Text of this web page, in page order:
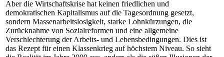
Aber die Wirtschaftskrise hat keinen friedlichen und
demokratischen Kapitalismus auf die Tagesordnung gesetzt,
sondern Massenarbeitslosigkeit, starke Lohnkürzungen, die
Zurücknahme von Sozialreformen und eine allgemeine
Verschlechterung der Arbeits- und Lebensbedingungen. Dies ist
das Rezept für einen Klassenkrieg auf höchstem Niveau. So sieht